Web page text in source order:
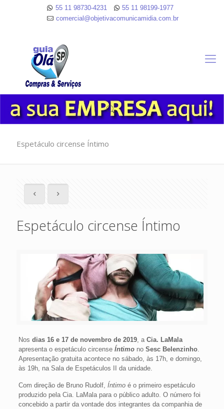
55 11 98730-4231
55 11 98199-1977
comercial@objetivacomunicamidia.com.br
Espetáculo circense Íntimo
Espetáculo circense Íntimo
Nos dias 16 e 17 de novembro de 2019, a Cia. LaMala
apresenta o espetáculo circense Íntimono Sesc Belenzinho.
Apresentação gratuita acontece no sábado, às 17h, e domingo,
às 19h, na Sala de Espetáculos II da unidade.
Com direção de Bruno Rudolf, Íntimoé o primeiro espetáculo
produzido pela Cia. LaMala para o público adulto. O número foi
concebido a partir da vontade dos integrantes da companhia de